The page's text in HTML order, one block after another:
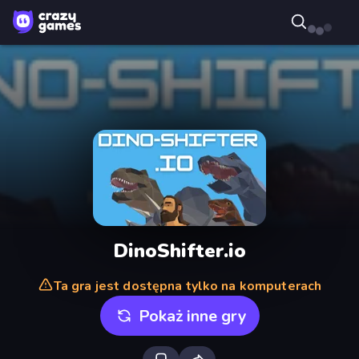
DinoShifter.io
Ta gra jest dostępna tylko na komputerach
Pokaż inne gry